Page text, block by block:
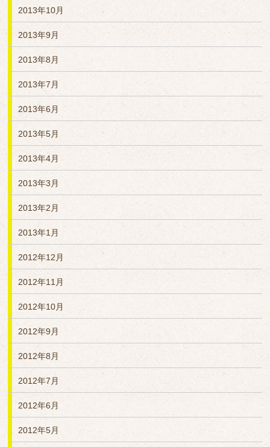
2013年10月
2013年9月
2013年8月
2013年7月
2013年6月
2013年5月
2013年4月
2013年3月
2013年2月
2013年1月
2012年12月
2012年11月
2012年10月
2012年9月
2012年8月
2012年7月
2012年6月
2012年5月